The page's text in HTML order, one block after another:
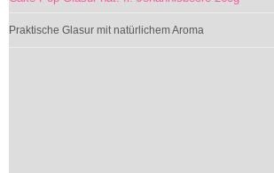
Praktische Glasur mit natürlichem Aroma